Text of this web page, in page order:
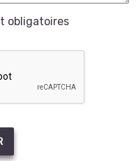
obligatoires